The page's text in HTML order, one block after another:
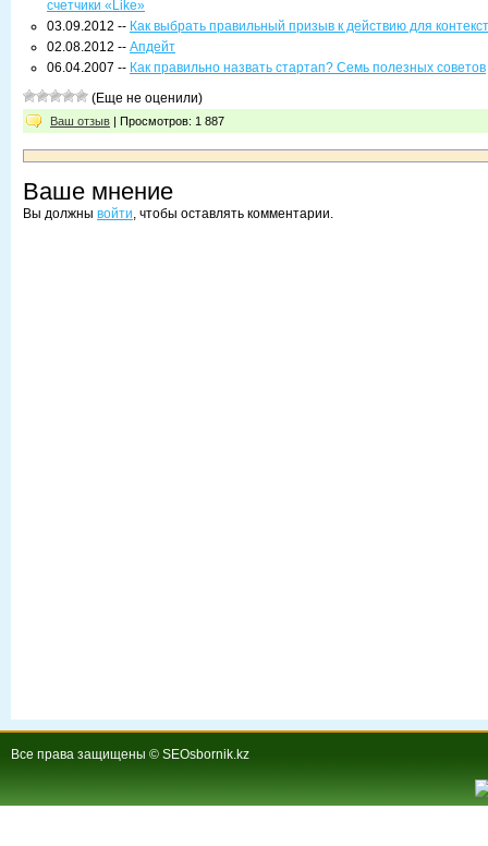
счетчики «Like»
03.09.2012 -- Как выбрать правильный призыв к действию для
02.08.2012 -- Апдейт
06.04.2007 -- Как правильно назвать стартап? Семь полезных советов
(Еще не оценили)
Ваш отзыв | Просмотров: 1 887
Ваше мнение
Вы должны войти, чтобы оставлять комментарии.
Все права защищены © SEOsbornik.kz